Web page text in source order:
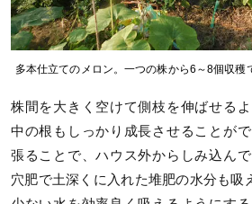
多本仕立てのメロン。一つの株から6～8個収穫
株間を大きく空けて側枝を伸ばせる
中の根もしっかり成長させることが
張ることで、ハウス外からしみ込ん
穴肥で土深くに入れた堆肥の水分も吸